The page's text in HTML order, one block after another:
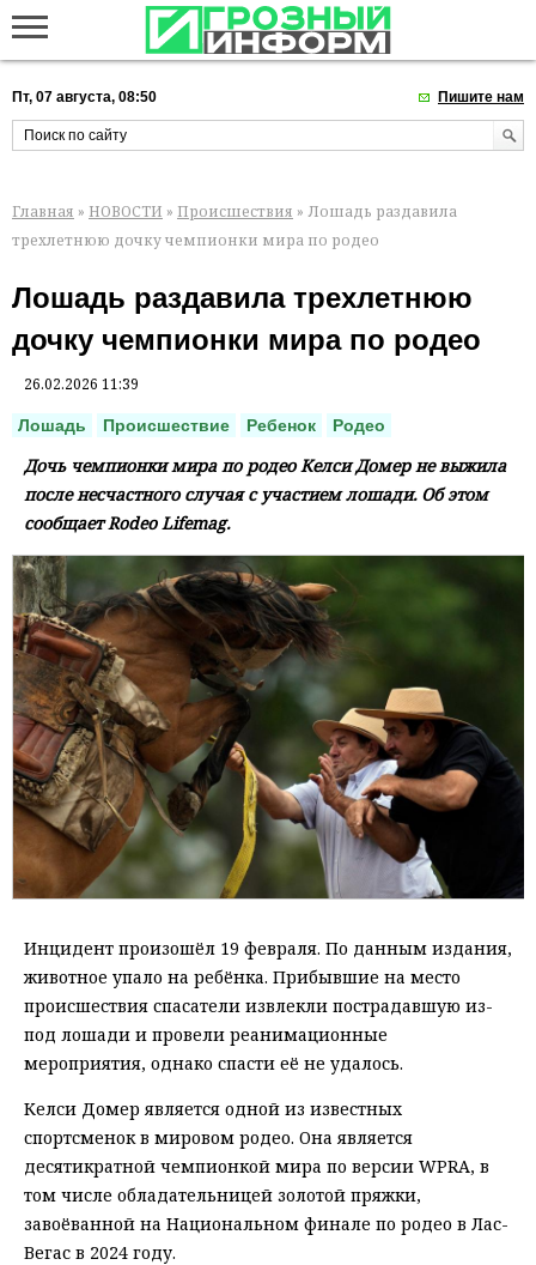
Пт, 07 августа, 08:50 Пишите нам
Главная » НОВОСТИ » Происшествия » Лошадь раздавила
трехлетнюю дочку чемпионки мира по родео
Лошадь раздавила трехлетнюю
дочку чемпионки мира по родео
26.02.2026 11:39
Лошадь Происшествие Ребенок Родео
Дочь чемпионки мира по родео Келси Домер не выжила
после несчастного случая с участием лошади. Об этом
сообщает Rodeo Lifemag.
Инцидент произошёл 19 февраля. По данным издания,
животное упало на ребёнка. Прибывшие на место
происшествия спасатели извлекли пострадавшую из-
под лошади и провели реанимационные
мероприятия, однако спасти её не удалось.
Келси Домер является одной из известных
спортсменок в мировом родео. Она является
десятикратной чемпионкой мира по версии WPRA, в
том числе обладательницей золотой пряжки,
завоёванной на Национальном финале по родео в Лас-
Вегас в 2024 году.